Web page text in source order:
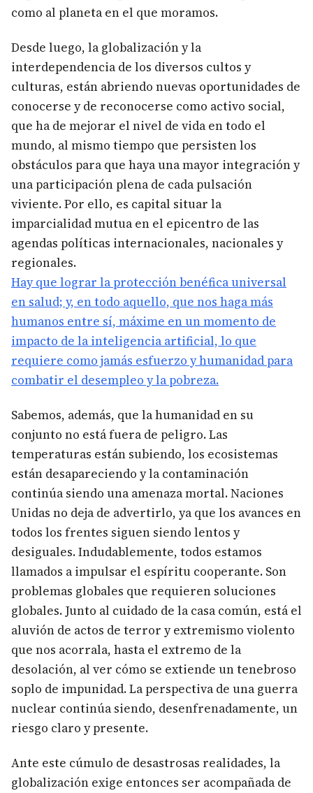
como al planeta en el que moramos.
Desde luego, la globalización y la
interdependencia de los diversos cultos y
culturas, están abriendo nuevas oportunidades de
conocerse y de reconocerse como activo social,
que ha de mejorar el nivel de vida en todo el
mundo, al mismo tiempo que persisten los
obstáculos para que haya una mayor integración y
una participación plena de cada pulsación
viviente. Por ello, es capital situar la
imparcialidad mutua en el epicentro de las
agendas políticas internacionales, nacionales y
regionales.
Hay que lograr la protección benéfica universal
en salud; y, en todo aquello, que nos haga más
humanos entre sí, máxime en un momento de
impacto de la inteligencia artificial, lo que
requiere como jamás esfuerzo y humanidad para
combatir el desempleo y la pobreza.
Sabemos, además, que la humanidad en su
conjunto no está fuera de peligro. Las
temperaturas están subiendo, los ecosistemas
están desapareciendo y la contaminación
continúa siendo una amenaza mortal. Naciones
Unidas no deja de advertirlo, ya que los avances en
todos los frentes siguen siendo lentos y
desiguales. Indudablemente, todos estamos
llamados a impulsar el espíritu cooperante. Son
problemas globales que requieren soluciones
globales. Junto al cuidado de la casa común, está el
aluvión de actos de terror y extremismo violento
que nos acorrala, hasta el extremo de la
desolación, al ver cómo se extiende un tenebroso
soplo de impunidad. La perspectiva de una guerra
nuclear continúa siendo, desenfrenadamente, un
riesgo claro y presente.
Ante este cúmulo de desastrosas realidades, la
globalización exige entonces ser acompañada de